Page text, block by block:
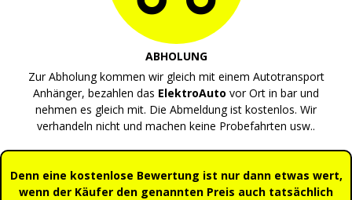
ABHOLUNG
Zur Abholung kommen wir gleich mit einem Autotransport
Anhänger, bezahlen das ElektroAuto vor Ort in bar und
nehmen es gleich mit. Die Abmeldung ist kostenlos. Wir
verhandeln nicht und machen keine Probefahrten usw..
Denn eine kostenlose Bewertung ist nur dann etwas wert,
wenn der Käufer den genannten Preis auch tatsächlich